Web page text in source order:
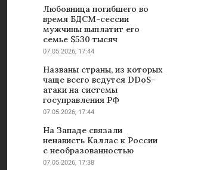
Любовница погибшего во
время БДСМ-сессии
мужчины выплатит его
семье $530 тысяч
07.05.2026, 17:44
Названы страны, из которых
чаще всего ведутся DDoS-
атаки на системы
госуправления РФ
07.05.2026, 17:44
На Западе связали
ненависть Каллас к России
с необразованностью
07.05.2026, 17:38